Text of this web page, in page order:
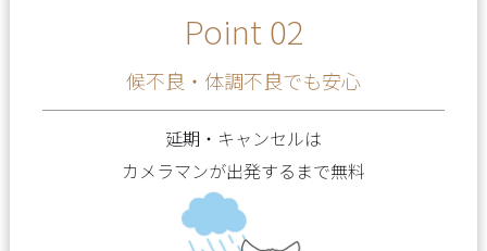
Point 02
候不良・体調不良でも安心
延期・キャンセルは
カメラマンが出発するまで無料